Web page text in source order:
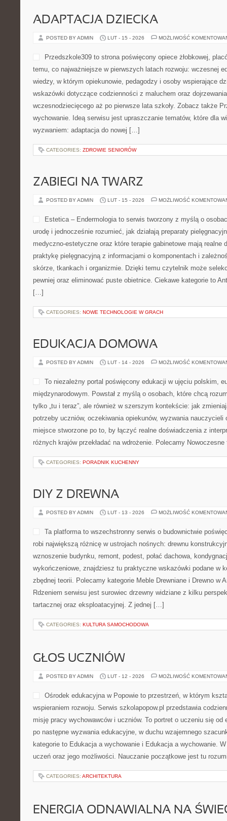
ADAPTACJA DZIECKA
POSTED BY ADMIN LUT - 15 - 2026 MOŻLIWOŚĆ
Przedszkole309 to strona poświęcony opiece żłobkowej,
temu, co najważniejsze w pierwszych latach rozwoju: wczesnej
wiedzy, w którym opiekunowie, pedagodzy i osoby wspierające
wskazówki dotyczące codzienności z maluchem oraz
wczesnodziecięcego aż po pierwsze lata szkoły. Zobacz także
wychowanie. Ideą serwisu jest upraszczanie tematów, które dla
wyzwaniem: adaptacja do nowej […]
CATEGORIES: ZDROWIE SENIORÓW
ZABIEGI NA TWARZ
POSTED BY ADMIN LUT - 15 - 2026 MOŻLIWOŚĆ
Estetica – Endermologia to serwis tworzony z myślą o
urodę i jednocześnie rozumieć, jak działają preparaty
medyczno-estetyczne oraz które terapie gabinetowe mają realne
praktykę pielęgnacyjną z informacjami o komponentach i
skórze, tkankach i organizmie. Dzięki temu czytelnik może
pewniej oraz eliminować puste obietnice. Ciekawe kategorie to
[…]
CATEGORIES: NOWE TECHNOLOGIE W GRACH
EDUKACJA DOMOWA
POSTED BY ADMIN LUT - 14 - 2026 MOŻLIWOŚĆ
To niezależny portal poświęcony edukacji w ujęciu polskim,
międzynarodowym. Powstał z myślą o osobach, które chcą
tylko „tu i teraz”, ale również w szerszym kontekście: jak
potrzeby uczniów, oczekiwania opiekunów, wyzwania
miejsce stworzone po to, by łączyć realne doświadczenia z
różnych krajów przekładać na wdrożenie. Polecamy
CATEGORIES: PORADNIK KUCHENNY
DIY Z DREWNA
POSTED BY ADMIN LUT - 13 - 2026 MOŻLIWOŚĆ
Ta platforma to wszechstronny serwis o budownictwie
robi największą różnicę w ustrojach nośnych: drewnu
wznoszenie budynku, remont, podest, połać dachowa,
wykończeniowe, znajdziesz tu praktyczne wskazówki podane w
zbędnej teorii. Polecamy kategorie Meble Drewniane i Drewno w
Rdzeniem serwisu jest surowiec drzewny widziane z kilku
tartacznej oraz eksploatacyjnej. Z jednej […]
CATEGORIES: KULTURA SAMOCHODOWA
GŁOS UCZNIÓW
POSTED BY ADMIN LUT - 12 - 2026 MOŻLIWOŚĆ
Ośrodek edukacyjna w Popowie to przestrzeń, w którym
wspieraniem rozwoju. Serwis szkolapopow.pl przedstawia
misję pracy wychowawców i uczniów. To portret o uczeniu się od
po następne wyzwania edukacyjne, w duchu wzajemnego
kategorie to Edukacja a wychowanie i Edukacja a wychowanie.
uczeń oraz jego możliwości. Nauczanie początkowe jest tu
CATEGORIES: ARCHITEKTURA
ENERGIA ODNAWIALNA NA